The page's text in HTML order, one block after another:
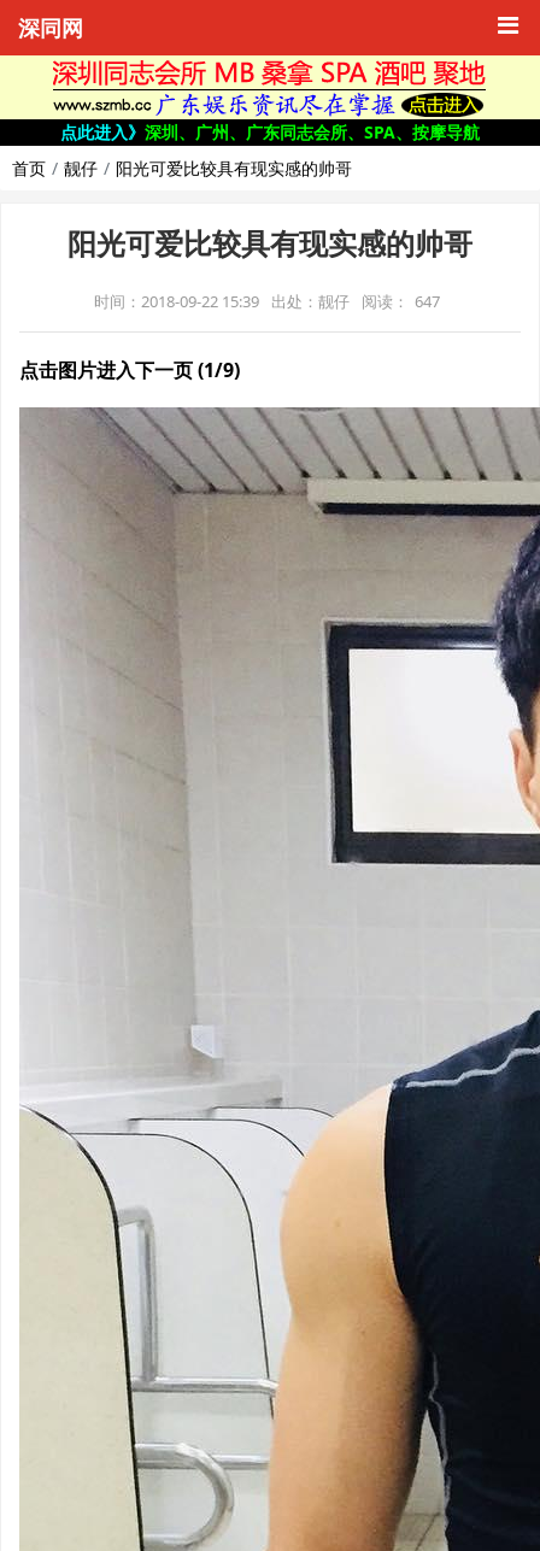
深同网
点此进入》 深圳、广州、广东同志会所、SPA、按摩导航
首页
靓仔 阳光可爱比较具有现实感的帅哥
阳光可爱比较具有现实感的帅哥
时间：2018-09-22 15:39 出处：靓仔 阅读： 647
点击图片进入下一页 (1/9)